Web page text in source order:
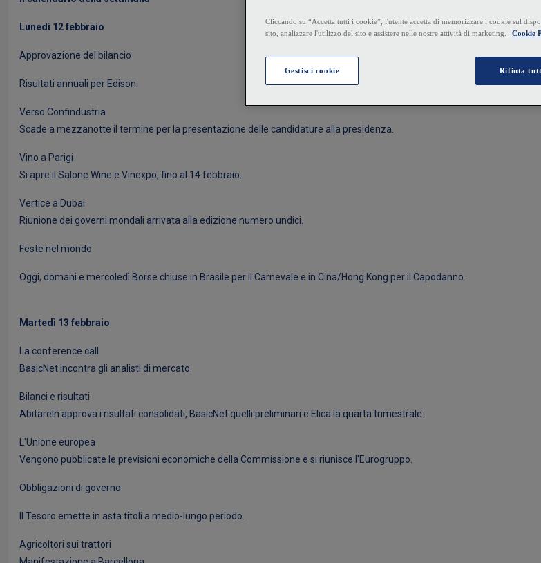
Lunedì 12 febbraio
Approvazione del bilancio
Risultati annuali per Edison.
Verso Confindustria
Scade a mezzanotte il termine per la presentazione delle candidature alla presidenza.
Vino a Parigi
Si apre il Salone Wine e Vinexpo, fino al 14 febbraio.
Vertice a Dubai
Riunione dei governi mondali arrivata alla edizione numero undici.
Feste nel mondo
Oggi, domani e mercoledì Borse chiuse in Brasile per il Carnevale e in Cina/Hong Kong per il Capodanno.
Martedì 13 febbraio
La conference call
BasicNet incontra gli analisti di mercato.
Bilanci e risultati
AbitareIn approva i risultati consolidati, BasicNet quelli preliminari e Elica la quarta trimestrale.
L'Unione europea
Vengono pubblicate le previsioni economiche della Commissione e si riunisce l'Eurogruppo.
Obbligazioni di governo
Il Tesoro emette in asta titoli a medio-lungo periodo.
Agricoltori sui trattori